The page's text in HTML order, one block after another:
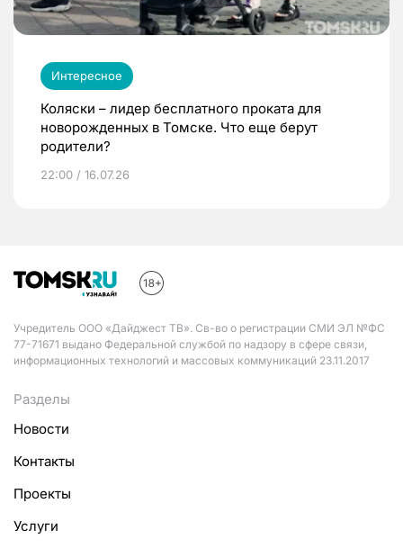
Интересное
Коляски – лидер бесплатного проката для
новорожденных в Томске. Что еще берут
родители?
22:00 / 16.07.26
Учредитель ООО «Дайджест ТВ». Св-во о регистрации СМИ ЭЛ №ФС
77-71671 выдано Федеральной службой по надзору в сфере связи,
информационных технологий и массовых коммуникаций 23.11.2017
Разделы
Новости
Контакты
Проекты
Услуги